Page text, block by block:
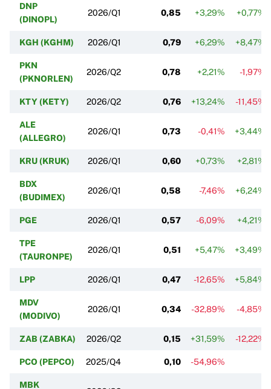
DNP
(DINOPL)
2026/Q1 0,85 +3,29% +0,77%
KGH (KGHM) 2026/Q1 0,79 +6,29% +8,47%
PKN
(PKNORLEN)
2026/Q2 0,78 +2,21% -1,97%
KTY (KETY) 2026/Q2 0,76 +13,24% -11,45%
ALE
(ALLEGRO)
2026/Q1 0,73 -0,41% +3,44%
KRU (KRUK) 2026/Q1 0,60 +0,73% +2,81%
BDX
(BUDIMEX)
2026/Q1 0,58 -7,46% +6,24%
PGE 2026/Q1 0,57 -6,09% +4,21%
TPE
(TAURONPE)
2026/Q1 0,51 +5,47% +3,49%
LPP 2026/Q1 0,47 -12,65% +5,84%
MDV
(MODIVO)
2026/Q1 0,34 -32,89% -4,85%
ZAB (ZABKA) 2026/Q2 0,15 +31,59% -12,22%
PCO (PEPCO) 2025/Q4 0,10 -54,96%
MBK